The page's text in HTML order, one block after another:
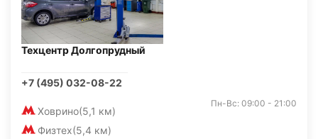
Техцентр Долгопрудный
+7 (495) 032-08-22
Ховрино(5,1 км)
Физтех(5,4 км)
Пн-Вс: 09:00 - 21:00